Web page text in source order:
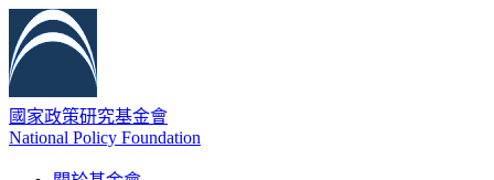
國家政策研究基金會
National Policy Foundation